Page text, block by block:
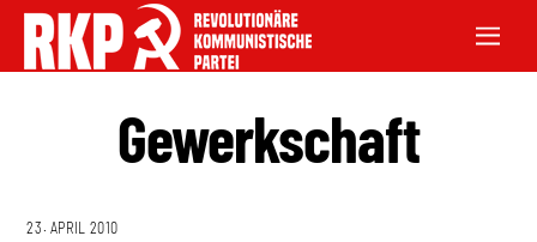
Gewerkschaft
23. APRIL 2010